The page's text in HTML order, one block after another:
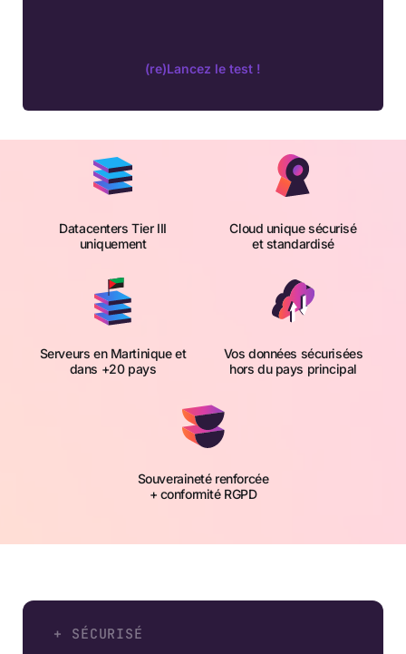
(re)Lancez le test !
Datacenters Tier III
uniquement
Cloud unique sécurisé
et standardisé
Serveurs en Martinique et
dans +20 pays
Vos données sécurisées
hors du pays principal
Souveraineté renforcée
+ conformité RGPD
+ SÉCURISÉ